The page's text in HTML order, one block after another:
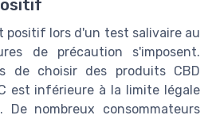
positif lors d'un test salivaire au
de précaution s'imposent.
de choisir des produits CBD
est inférieure à la limite légale
. De nombreux consommateurs